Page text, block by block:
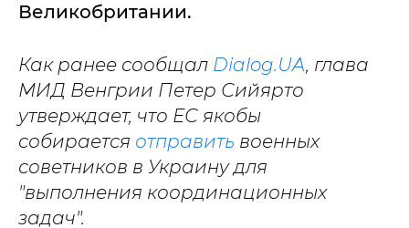
Великобритании.
Как ранее сообщал Dialog.UA, глава
МИД Венгрии Петер Сийярто
утверждает, что ЕС якобы
собирается отправить военных
советников в Украину для
"выполнения координационных
задач".